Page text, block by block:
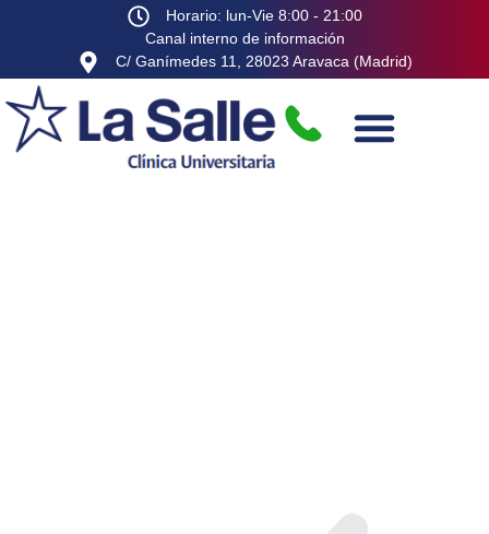
Horario: lun-Vie 8:00 - 21:00
Canal interno de información
C/ Ganímedes 11, 28023 Aravaca (Madrid)